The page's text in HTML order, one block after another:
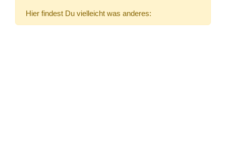
Hier findest Du vielleicht was anderes: